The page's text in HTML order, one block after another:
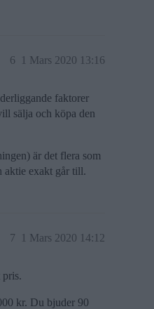
1 Mars 2020 13:16
6
faktorer
sälja och köpa den
är det flera som
aktie exakt går till.
1 Mars 2020 14:12
7
kr. Du bjuder 90